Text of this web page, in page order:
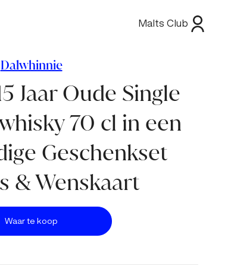
Malts Club
Dalwhinnie
Jaar Oude Single
70 cl in een
Geschenkset
& Wenskaart
Waar te koop